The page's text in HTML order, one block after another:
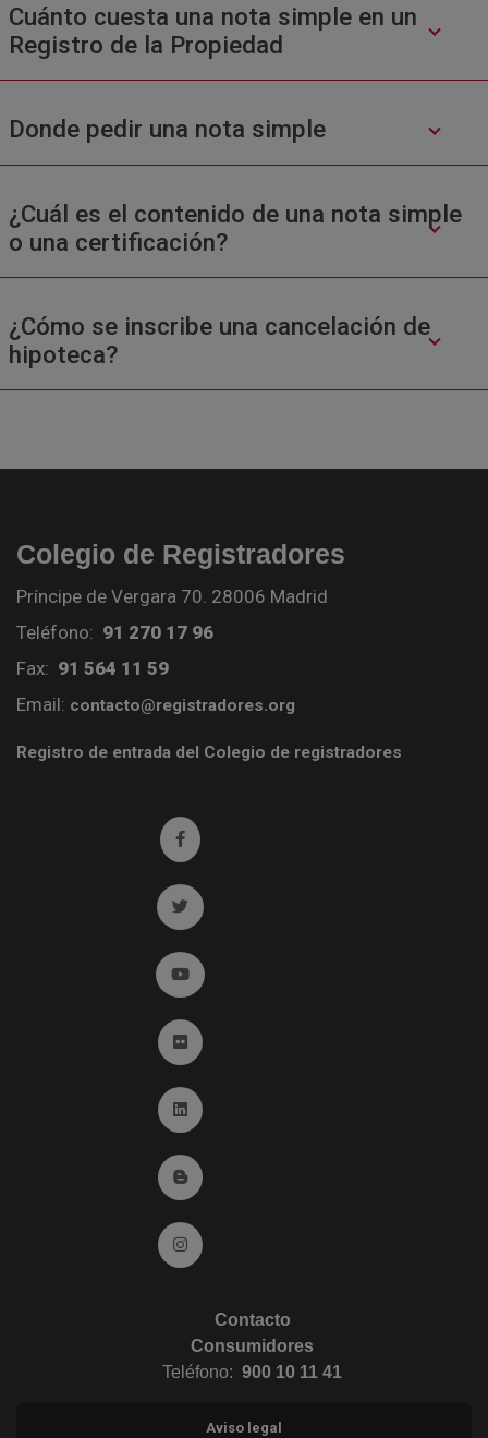
Cuánto cuesta una nota simple en un
Registro de la Propiedad
Donde pedir una nota simple
¿Cuál es el contenido de una nota simple
o una certificación?
¿Cómo se inscribe una cancelación de
hipoteca?
Colegio de Registradores
Príncipe de Vergara 70. 28006 Madrid
Teléfono: 91 270 17 96
Fax: 91 564 11 59
Email: contacto@registradores.org
Registro de entrada del Colegio de registradores
Ir a facebook (abre en ventana nueva)
Ir a twitter (abre en ventana nueva)
Ir a YouTube (abre en ventana nueva)
Ir a Flickr (abre en ventana nueva)
Ir a Linkedin (abre en ventana nueva)
Ir al Blog (abre en ventana nueva)
Ir a Instagram (abre en ventana nueva)
Contacto
Consumidores
Teléfono: 900 10 11 41
Aviso legal